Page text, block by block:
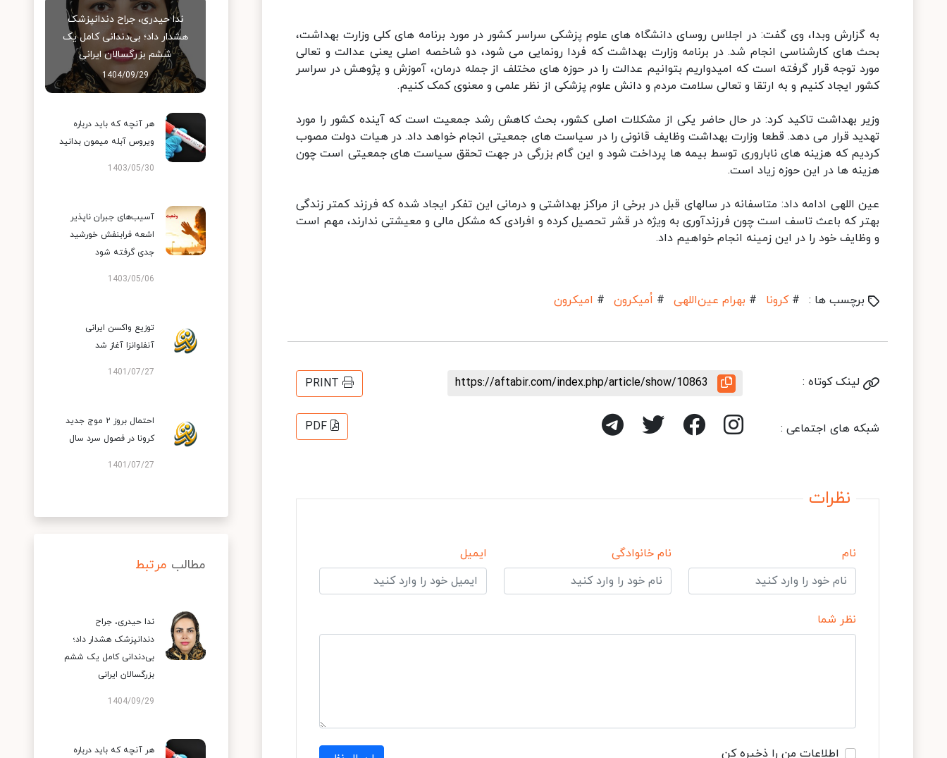
به گزارش وبدا، وی گفت: در اجلاس روسای دانشگاه های علوم پزشکی سراسر کشور در مورد برنامه های کلی وزارت بهداشت،
بحث های کارشناسی انجام شد. در برنامه وزارت بهداشت که فردا رونمایی می شود، دو شاخصه اصلی یعنی عدالت و تعالی
مورد توجه قرار گرفته است که امیدواریم بتوانیم عدالت را در حوزه های مختلف از جمله درمان، آموزش و پژوهش در سراسر
کشور ایجاد کنیم و به ارتقا و تعالی سلامت مردم و دانش علوم پزشکی از نظر علمی و معنوی کمک کنیم.
وزیر بهداشت تاکید کرد: در حال حاضر یکی از مشکلات اصلی کشور، بحث کاهش رشد جمعیت است که آینده کشور را مورد
تهدید قرار می دهد. قطعا وزارت بهداشت وظایف قانونی را در سیاست های جمعیتی انجام خواهد داد. در هیات دولت مصوب
کردیم که هزینه های ناباروری توسط بیمه ها پرداخت شود و این گام بزرگی در جهت تحقق سیاست های جمعیتی است چون
هزینه ها در این حوزه زیاد است.
عین اللهی ادامه داد: متاسفانه در سالهای قبل در برخی از مراکز بهداشتی و درمانی این تفکر ایجاد شده که فرزند کمتر زندگی
بهتر که باعث تاسف است چون فرزندآوری به ویژه در قشر تحصیل کرده و افرادی که مشکل مالی و معیشتی ندارند، مهم است
و وظایف خود را در این زمینه انجام خواهیم داد.
برچسب ها : # کرونا # بهرام عین‌اللهی # اُمیکرون # امیکرون
لینک کوتاه : https://aftabir.com/index.php/article/show/10863
PRINT
شبکه های اجتماعی : PDF
نظرات
نام نام خانوادگی ایمیل
نظر شما
اطلاعات من را ذخیره کن
ندا حیدری، جراح دندانپزشک
هشدار داد؛ بی‌دندانی کامل یک
ششم بزرگسالان ایرانی
1404/09/29
هر آنچه که باید درباره
ویروس آبله میمون بدانید
1403/05/30
آسیب‌های جبران ناپذیر
اشعه فرابنفش خورشید
جدی گرفته شود
1403/05/06
توزیع واکسن ایرانی
آنفلوانزا آغاز شد
1401/07/27
احتمال بروز ۲ موج جدید
کرونا در فصول سرد سال
1401/07/27
مطالب مرتبط
ندا حیدری، جراح
دندانپزشک هشدار داد؛
بی‌دندانی کامل یک ششم
بزرگسالان ایرانی
1404/09/29
هر آنچه که باید درباره